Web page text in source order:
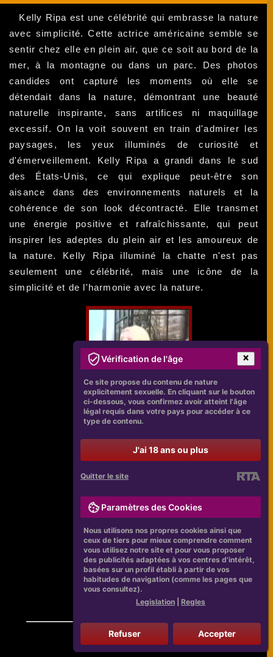
Kelly Ripa est une célébrité qui embrasse la nature
avec simplicité. Cette actrice américaine semble se
sentir chez elle en plein air, que ce soit au bord de la
mer, à la montagne ou dans un parc. Des photos
candides ont capturé les moments où elle se
détendait dans la nature, démontrant une beauté
naturelle inspirante, sans artifices ni maquillage
excessif. On la voit souvent en train d'admirer les
paysages, les yeux illuminés de curiosité et
d'émerveillement. Kelly Ripa a grandi dans le sud
des États-Unis, ce qui explique peut-être son
aisance dans des environnements naturels et la
cohérence de son look décontracté. Elle transmet
une énergie positive et rafraîchissante, qui peut
inspirer les adeptes du plein air et les amoureux de
la nature. Kelly Ripa illuminé la chatte n'est pas
seulement une célébrité, mais une icône de la
simplicité et de l'harmonie avec la nature.
Vérification de l'âge
Ce site propose du contenu de nature
explicitement sexuelle. En cliquant sur le bouton
ci-dessous, vous confirmez avoir atteint l'âge
légal requis dans votre pays pour accéder à ce
type de contenu.
J'ai 18 ans ou plus
Quitter le site
Paramètres des Cookies
Nous utilisons nos propres cookies ainsi que
ceux de tiers pour mieux comprendre comment
vous utilisez notre site et pour vous proposer
des publicités adaptées à vos centres d'intérêt,
basées sur un profil établi à partir de vos
habitudes de navigation (comme les pages que
vous consultez).
Legislation
Regles
Refuser Accepter